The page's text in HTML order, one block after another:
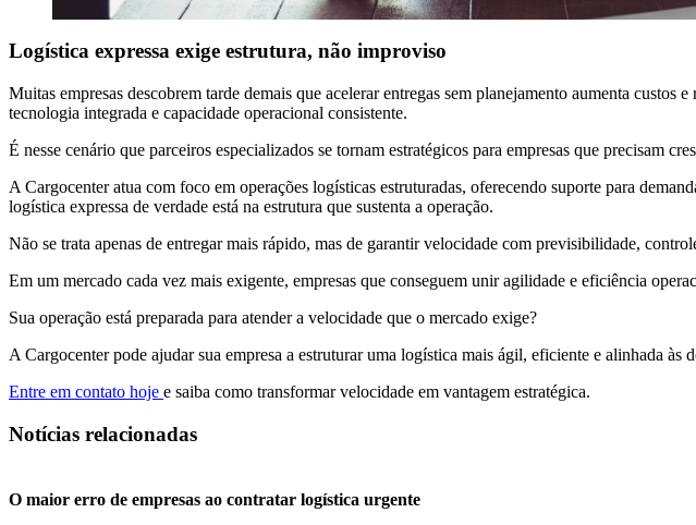
Logística expressa exige estrutura, não improviso
Muitas empresas descobrem tarde demais que acelerar entregas sem planejamento aumenta
tecnologia integrada e capacidade operacional consistente.
É nesse cenário que parceiros especializados se tornam estratégicos para empresas que precisam
A Cargocenter atua com foco em operações logísticas estruturadas, oferecendo suporte para
logística expressa de verdade está na estrutura que sustenta a operação.
Não se trata apenas de entregar mais rápido, mas de garantir velocidade com previsibilidade,
Em um mercado cada vez mais exigente, empresas que conseguem unir agilidade e eficiência
Sua operação está preparada para atender a velocidade que o mercado exige?
A Cargocenter pode ajudar sua empresa a estruturar uma logística mais ágil, eficiente e alinhada às
Entre em contato hoje e saiba como transformar velocidade em vantagem estratégica.
Notícias relacionadas
O maior erro de empresas ao contratar logística urgente